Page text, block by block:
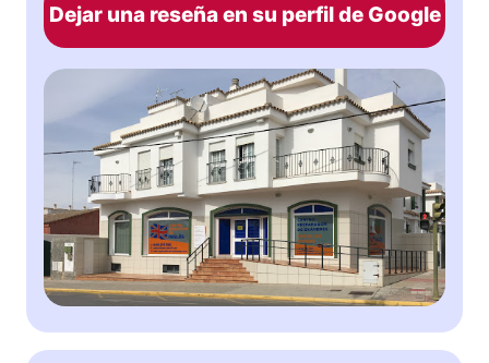
Dejar una reseña en su perfil de Google